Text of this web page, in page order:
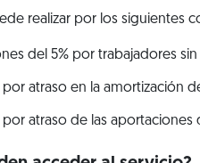
realizar por los siguientes
del 5% por trabajadores
por atraso en la amortización
por atraso de las